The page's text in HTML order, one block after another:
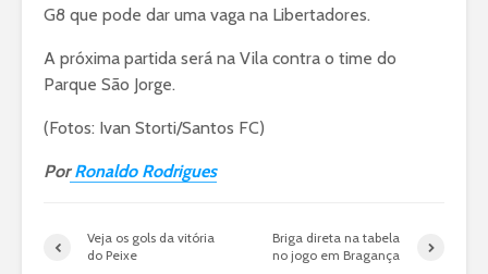
G8 que pode dar uma vaga na Libertadores.
A próxima partida será na Vila contra o time do
Parque São Jorge.
(Fotos: Ivan Storti/Santos FC)
PorRonaldo Rodrigues
Veja os gols da vitória
do Peixe
Briga direta na tabela
no jogo em Bragança